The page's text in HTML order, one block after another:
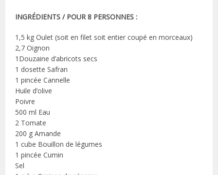
INGRÉDIENTS / POUR 8 PERSONNES :
1,5 kg Oulet (soit en filet soit entier coupé en morceaux)
2,7 Oignon
1Douzaine d’abricots secs
1 dosette Safran
1 pincée Cannelle
Huile d’olive
Poivre
500 ml Eau
2 Tomate
200 g Amande
1 cube Bouillon de légumes
1 pincée Cumin
Sel